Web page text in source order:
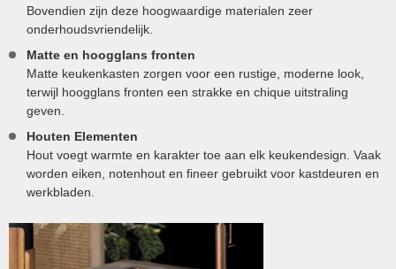
Bovendien zijn deze hoogwaardige materialen zeer
onderhoudsvriendelijk.
Matte en hoogglans fronten
Matte keukenkasten zorgen voor een rustige, moderne look,
terwijl hoogglans fronten een strakke en chique uitstraling
geven.
Houten Elementen
Hout voegt warmte en karakter toe aan elk keukendesign. Vaak
worden eiken, notenhout en fineer gebruikt voor kastdeuren en
werkbladen.